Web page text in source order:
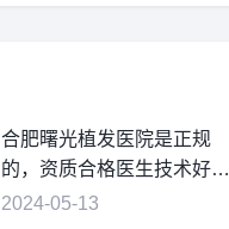
合肥曙光植发医院是正规
的，资质合格医生技术好价
格不贵
2024-05-13